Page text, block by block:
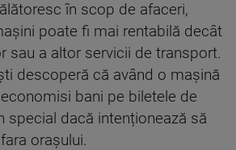
în scop de afaceri,
poate fi mai rentabilă decât
sau a altor servicii de transport.
descoperă că având o mașină
bani pe biletele de
special dacă intenționează să
orașului.